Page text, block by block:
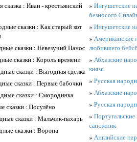
сказка : Иван - крестьянский
сказки : Как старый кот
сказки : Невезучий Панос
сказки : Король времени
сказки : Выгодная сделка
сказки : Первые бабочки
сказки : Смородинка
сказки : Посулёно
сказки : Мальчик-пахарь
сказки : Ворона
» Ингушетские
безносого
» Ингушетские
» Американские
любившего
» Абхазские
князя
» Русская
» Абхазские
» Русская
»
сапожник
» Английские